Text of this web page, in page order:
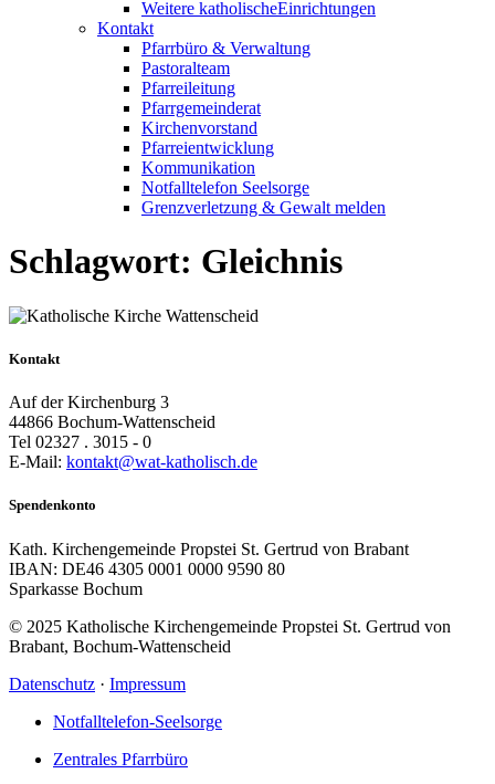
Weitere katholische­­Einrichtungen
Kontakt
Pfarrbüro & Verwaltung
Pastoralteam
Pfarreileitung
Pfarrgemeinderat
Kirchenvorstand
Pfarreientwicklung
Kommunikation
Notfalltelefon Seelsorge
Grenzverletzung & Gewalt melden
Schlagwort: Gleichnis
Kontakt
Auf der Kirchenburg 3
44866 Bochum-Wattenscheid
Tel 02327 . 3015 - 0
E-Mail: kontakt@wat-katholisch.de
Spendenkonto
Kath. Kirchengemeinde Propstei St. Gertrud von Brabant
IBAN: DE46 4305 0001 0000 9590 80
Sparkasse Bochum
© 2025 Katholische Kirchengemeinde Propstei St. Gertrud von
Brabant, Bochum-Wattenscheid
Datenschutz · Impressum
Notfalltelefon-Seelsorge
Zentrales Pfarrbüro